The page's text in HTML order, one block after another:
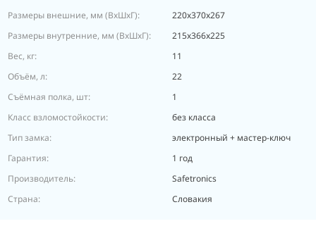
Размеры внешние, мм (ВхШхГ):
220х370х267
Размеры внутренние, мм (ВхШхГ):
215х366х225
Вес, кг:
11
Объём, л:
22
Съёмная полка, шт:
1
Класс взломостойкости:
без класса
Тип замка:
электронный + мастер-ключ
Гарантия:
1 год
Производитель:
Safetronics
Страна:
Словакия